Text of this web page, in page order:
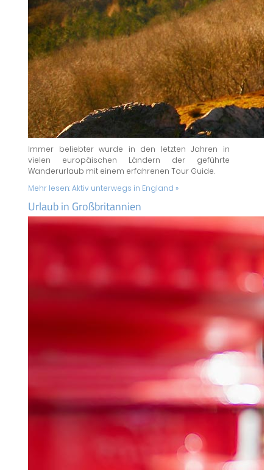
Immer beliebter wurde in den letzten Jahren in
vielen europäischen Ländern der geführte
Wanderurlaub mit einem erfahrenen Tour Guide.
Mehr lesen:Aktiv unterwegs in England »
Urlaub in Großbritannien